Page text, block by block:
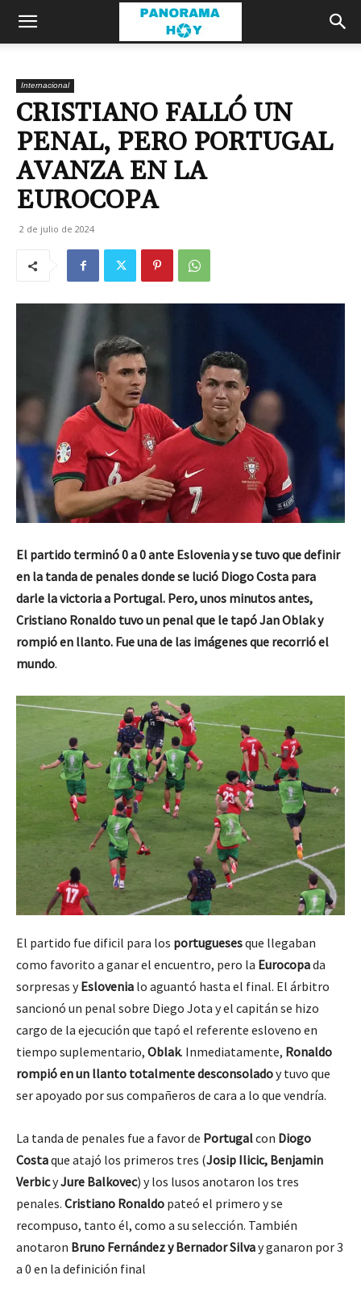
Internacional
CRISTIANO FALLÓ UN
PENAL, PERO PORTUGAL
AVANZA EN LA
EUROCOPA
2 de julio de 2024
El partido terminó 0 a 0 ante Eslovenia y se tuvo que definir
en la tanda de penales donde se lució Diogo Costa para
darle la victoria a Portugal. Pero, unos minutos antes,
Cristiano Ronaldo tuvo un penal que le tapó Jan Oblak y
rompió en llanto. Fue una de las imágenes que recorrió el
mundo.
El partido fue dificil para los portuguesesque llegaban
como favorito a ganar el encuentro, pero la Eurocopada
sorpresas yEslovenia lo aguantó hasta el final. El árbitro
sancionó un penal sobre Diego Jota y el capitán se hizo
cargo de la ejecución que tapó el referente esloveno en
tiempo suplementario, Oblak. Inmediatamente, Ronaldo
rompió en un llanto totalmente desconsoladoy tuvo que
ser apoyado por sus compañeros de cara a lo que vendría.
La tanda de penales fue a favor de Portugalcon Diogo
Costaque atajó los primeros tres (Josip Ilicic, Benjamin
VerbicyJure Balkovec) y los lusos anotaron los tres
penales. Cristiano Ronaldo pateó el primero y se
recompuso, tanto él, como a su selección. También
anotaron Bruno Fernández y Bernador Silvay ganaron por 3
a 0 en la definición final